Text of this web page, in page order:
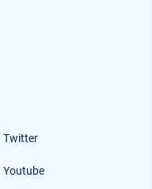
Twitter
Youtube